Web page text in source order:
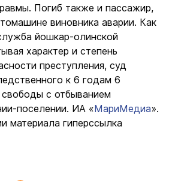
Погиб также и пассажир,
виновника аварии. Как
йошкар-олинской
характер и степень
преступления, суд
к 6 годам 6
с отбыванием
поселении. ИА «МариМедиа».
материала гиперссылка